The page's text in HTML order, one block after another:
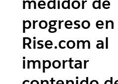
progreso en
Rise.com al
importar